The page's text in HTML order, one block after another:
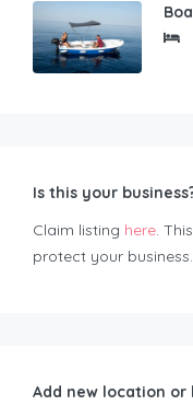
Is this your
Claim listing here .
protect your business.
Add new location or